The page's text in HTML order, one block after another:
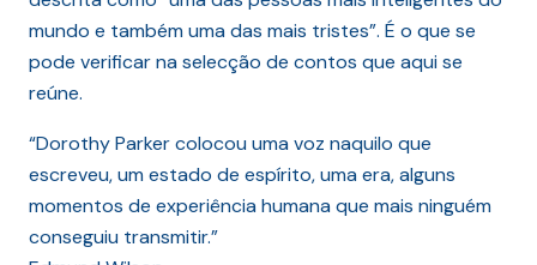
mundo e também uma das mais tristes”. É o que se
pode verificar na selecção de contos que aqui se
reúne.
“Dorothy Parker colocou uma voz naquilo que
escreveu, um estado de espírito, uma era, alguns
momentos de experiência humana que mais ninguém
conseguiu transmitir.”